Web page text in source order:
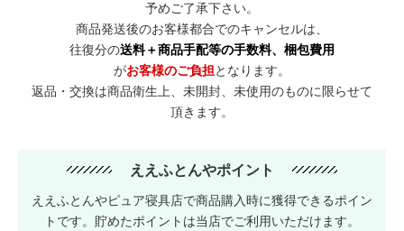
予めご了承下さい。
商品発送後のお客様都合でのキャンセルは、
往復分の送料＋商品手配等の手数料、梱包費用
がお客様のご負担となります。
返品・交換は商品衛生上、未開封、未使用のものに限らせて
頂きます。
ええふとんやポイント
ええふとんやピュア寝具店で商品購入時に獲得できるポイン
トです。貯めたポイントは当店でご利用いただけます。